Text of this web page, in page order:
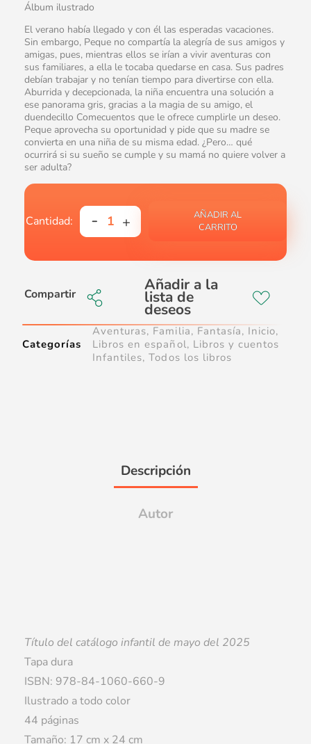
Álbum ilustrado
El verano había llegado y con él las esperadas vacaciones.
Sin embargo, Peque no compartía la alegría de sus amigos y
amigas, pues, mientras ellos se irían a vivir aventuras con
sus familiares, a ella le tocaba quedarse en casa. Sus padres
debían trabajar y no tenían tiempo para divertirse con ella.
Aburrida y decepcionada, la niña encuentra una solución a
ese panorama gris, gracias a la magia de su amigo, el
duendecillo Comecuentos que le ofrece cumplirle un deseo.
Peque aprovecha su oportunidad y pide que su madre se
convierta en una niña de su misma edad. ¿Pero… qué
ocurrirá si su sueño se cumple y su mamá no quiere volver a
ser adulta?
AÑADIR AL
CARRITO
Compartir
Categorías
Aventuras, Familia, Fantasía, Inicio,
Libros en español, Libros y cuentos
Infantiles,Todos los libros
Descripción
Autor
Título del catálogo infantil de mayo del 2025
Tapa dura
ISBN: 978-84-1060-660-9
Ilustrado a todo color
44 páginas
Tamaño: 17 cm x 24 cm